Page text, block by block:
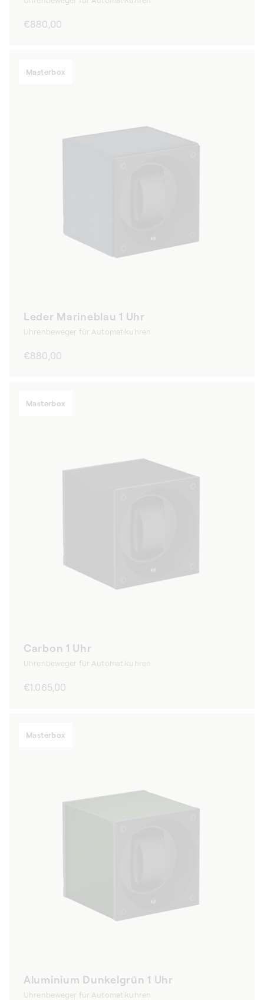
Normaler
€880,00
Masterbox
Leder Marineblau 1 Uhr
Uhrenbeweger für Automatikuhren
Normaler
€880,00
Masterbox
Carbon 1 Uhr
Uhrenbeweger für Automatikuhren
Normaler
€1.065,00
Masterbox
Aluminium Dunkelgrün 1 Uhr
Uhrenbeweger für Automatikuhren